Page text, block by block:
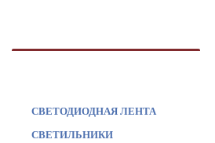
СВЕТОДИОДНАЯ ЛЕНТА
СВЕТИЛЬНИКИ